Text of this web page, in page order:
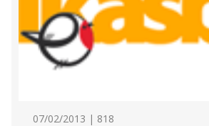
07/02/2013 | 818